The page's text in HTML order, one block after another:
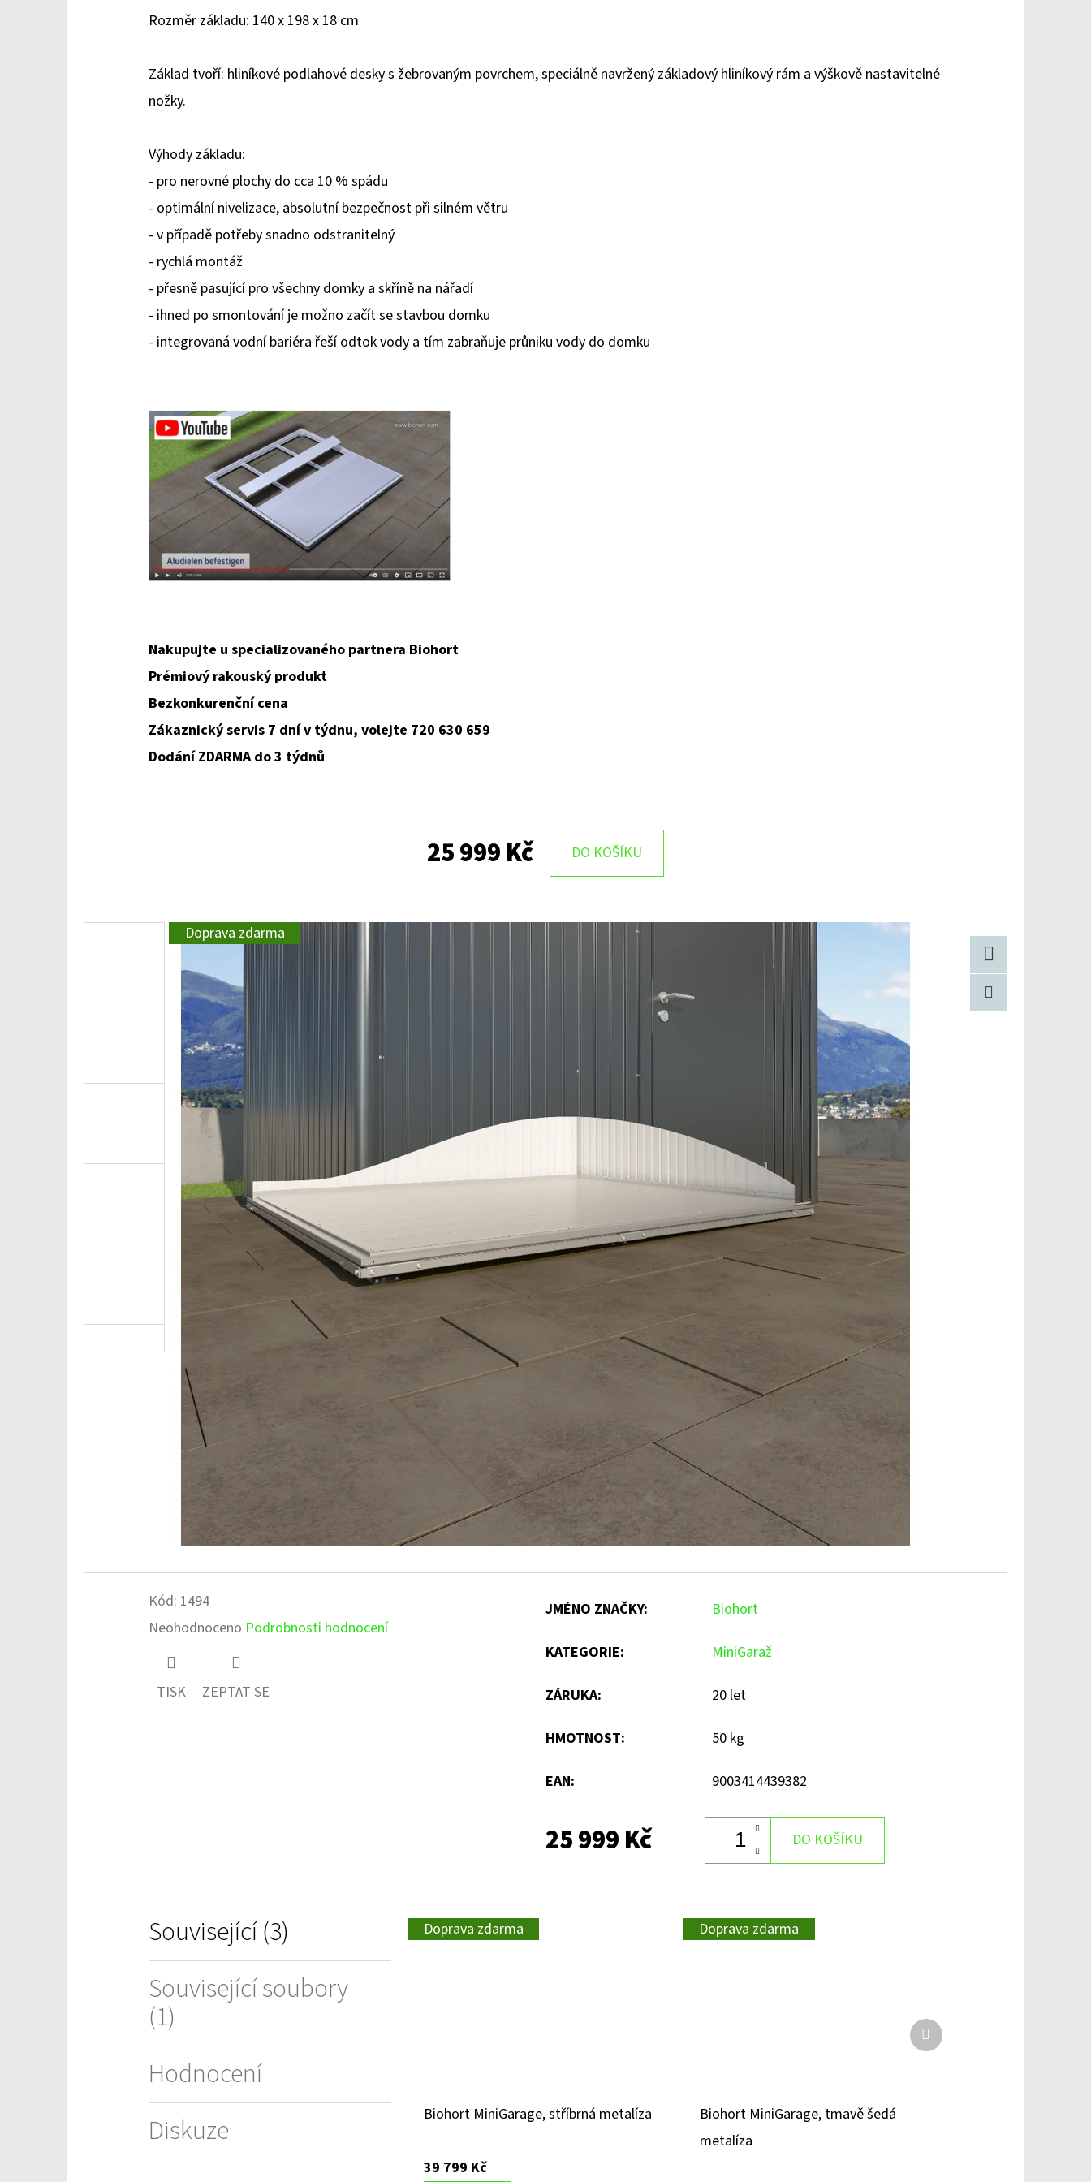
Rozměr základu: 140 x 198 x 18 cm
Základ tvoří: hliníkové podlahové desky s žebrovaným povrchem, speciálně navržený základový hliníkový rám a výškově nastavitelné
nožky.
Výhody základu:
- pro nerovné plochy do cca 10 % spádu
- optimální nivelizace, absolutní bezpečnost při silném větru
- v případě potřeby snadno odstranitelný
- rychlá montáž
- přesně pasující pro všechny domky a skříně na nářadí
- ihned po smontování je možno začít se stavbou domku
- integrovaná vodní bariéra řeší odtok vody a tím zabraňuje průniku vody do domku
Nakupujte u specializovaného partnera Biohort
Prémiový rakouský produkt
Bezkonkurenční cena
Zákaznický servis 7 dní v týdnu, volejte 720 630 659
Dodání ZDARMA do 3 týdnů
25 999 Kč DO KOŠÍKU
Doprava zdarma
Facebook
Kód: 1494
Průměrné
hodnocení
Neohodnoceno Podrobnosti hodnocení
TISK ZEPTAT SE
JMÉNO ZNAČKY: Biohort
KATEGORIE: MiniGaraž
ZÁRUKA: 20 let
HMOTNOST: 50 kg
EAN: 9003414439382
25 999 Kč DO KOŠÍKU
Související (3)
Související soubory
(1)
Hodnocení
Diskuze
Doprava zdarma
Biohort MiniGarage, stříbrná metalíza
39 799 Kč
Doprava zdarma
Biohort MiniGarage, tmavě šedá
metalíza
Další
produkt